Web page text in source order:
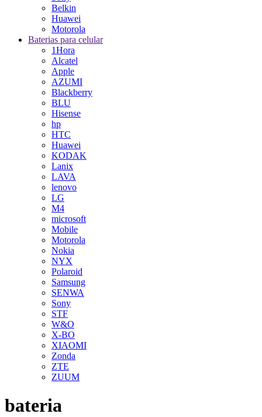
Belkin
Huawei
Motorola
Baterias para celular
1Hora
Alcatel
Apple
AZUMI
Blackberry
BLU
Hisense
hp
HTC
Huawei
KODAK
Lanix
LAVA
lenovo
LG
M4
microsoft
Mobile
Motorola
Nokia
NYX
Polaroid
Samsung
SENWA
Sony
STF
W&O
X-BO
XIAOMI
Zonda
ZTE
ZUUM
bateria